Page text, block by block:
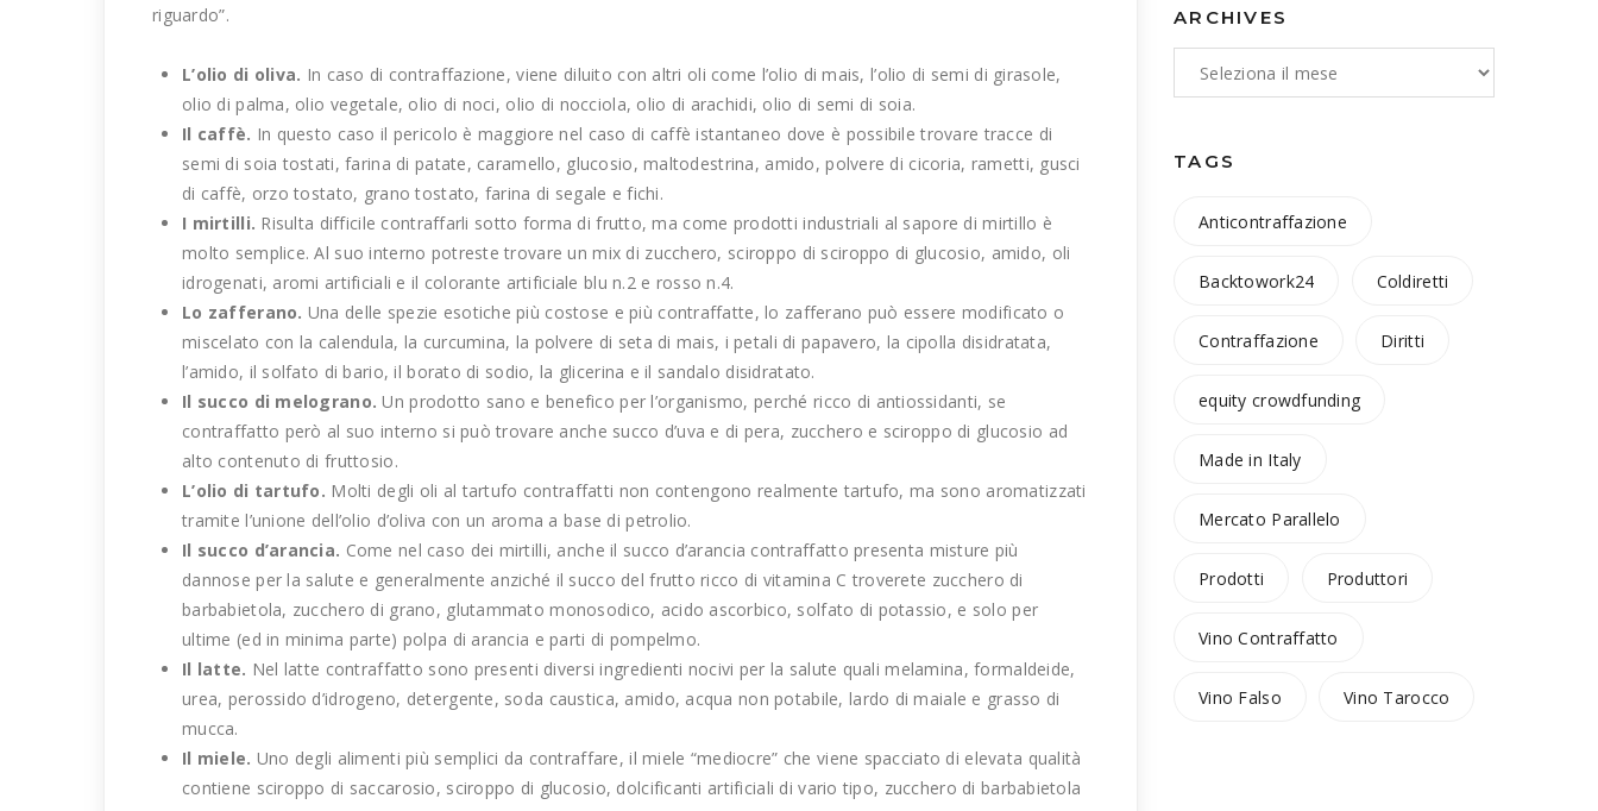
riguardo”.
L’olio di oliva. In caso di contraffazione, viene diluito con altri oli come l’olio di mais, l’olio di semi di girasole,
olio di palma, olio vegetale, olio di noci, olio di nocciola, olio di arachidi, olio di semi di soia.
Il caffè. In questo caso il pericolo è maggiore nel caso di caffè istantaneo dove è possibile trovare tracce di
semi di soia tostati, farina di patate, caramello, glucosio, maltodestrina, amido, polvere di cicoria, rametti, gusci
di caffè, orzo tostato, grano tostato, farina di segale e fichi.
I mirtilli. Risulta difficile contraffarli sotto forma di frutto, ma come prodotti industriali al sapore di mirtillo è
molto semplice. Al suo interno potreste trovare un mix di zucchero, sciroppo di sciroppo di glucosio, amido, oli
idrogenati, aromi artificiali e il colorante artificiale blu n.2 e rosso n.4.
Lo zafferano. Una delle spezie esotiche più costose e più contraffatte, lo zafferano può essere modificato o
miscelato con la calendula, la curcumina, la polvere di seta di mais, i petali di papavero, la cipolla disidratata,
l’amido, il solfato di bario, il borato di sodio, la glicerina e il sandalo disidratato.
Il succo di melograno. Un prodotto sano e benefico per l’organismo, perché ricco di antiossidanti, se
contraffatto però al suo interno si può trovare anche succo d’uva e di pera, zucchero e sciroppo di glucosio ad
alto contenuto di fruttosio.
L’olio di tartufo. Molti degli oli al tartufo contraffatti non contengono realmente tartufo, ma sono aromatizzati
tramite l’unione dell’olio d’oliva con un aroma a base di petrolio.
Il succo d’arancia. Come nel caso dei mirtilli, anche il succo d’arancia contraffatto presenta misture più
dannose per la salute e generalmente anziché il succo del frutto ricco di vitamina C troverete zucchero di
barbabietola, zucchero di grano, glutammato monosodico, acido ascorbico, solfato di potassio, e solo per
ultime (ed in minima parte) polpa di arancia e parti di pompelmo.
Il latte. Nel latte contraffatto sono presenti diversi ingredienti nocivi per la salute quali melamina, formaldeide,
urea, perossido d’idrogeno, detergente, soda caustica, amido, acqua non potabile, lardo di maiale e grasso di
mucca.
Il miele. Uno degli alimenti più semplici da contraffare, il miele “mediocre” che viene spacciato di elevata qualità
contiene sciroppo di saccarosio, sciroppo di glucosio, dolcificanti artificiali di vario tipo, zucchero di barbabietola
ARCHIVES
TAGS
Anticontraffazione
Backtowork24 Coldiretti
Contraffazione Diritti
equity crowdfunding
Made in Italy
Mercato Parallelo
Prodotti Produttori
Vino Contraffatto
Vino Falso Vino Tarocco